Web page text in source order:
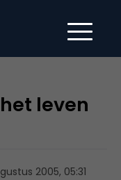
leven
2005, 05:31